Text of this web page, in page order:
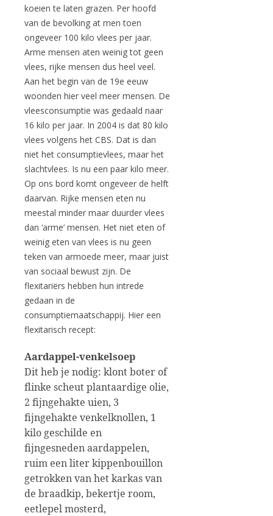
koeien te laten grazen. Per hoofd
van de bevolking at men toen
ongeveer 100 kilo vlees per jaar.
Arme mensen aten weinig tot geen
vlees, rijke mensen dus heel veel.
Aan het begin van de 19e eeuw
woonden hier veel meer mensen. De
vleesconsumptie was gedaald naar
16 kilo per jaar. In 2004 is dat 80 kilo
vlees volgens het CBS. Dat is dan
niet het consumptievlees, maar het
slachtvlees. Is nu een paar kilo meer.
Op ons bord komt ongeveer de helft
daarvan. Rijke mensen eten nu
meestal minder maar duurder vlees
dan ‘arme’ mensen. Het niet eten of
weinig eten van vlees is nu geen
teken van armoede meer, maar juist
van sociaal bewust zijn. De
flexitariërs hebben hun intrede
gedaan in de
consumptiemaatschappij. Hier een
flexitarisch recept:
Aardappel-venkelsoep
Dit heb je nodig: klont boter of
flinke scheut plantaardige olie,
2 fijngehakte uien, 3
fijngehakte venkelknollen, 1
kilo geschilde en
fijngesneden aardappelen,
ruim een liter kippenbouillon
getrokken van het karkas van
de braadkip, bekertje room,
eetlepel mosterd,